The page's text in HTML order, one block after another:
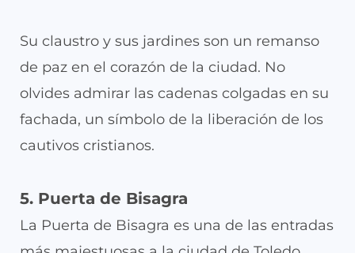
Su claustro y sus jardines son un remanso
de paz en el corazón de la ciudad. No
olvides admirar las cadenas colgadas en su
fachada, un símbolo de la liberación de los
cautivos cristianos.
5. Puerta de Bisagra
La Puerta de Bisagra es una de las entradas